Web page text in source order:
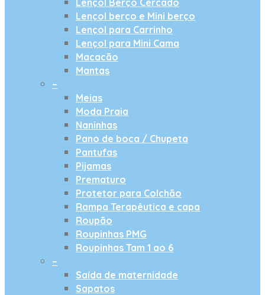
Lençol Berço Cercado
Lençol berço e Mini berço
Lençol para Carrinho
Lençol para Mini Cama
Macacão
Mantas
–
Meias
Moda Praia
Naninhas
Pano de boca / Chupeta
Pantufas
Pijamas
Prematuro
Protetor para Colchão
Rampa Terapêutica e capa
Roupão
Roupinhas PMG
Roupinhas Tam 1 ao 6
–
Saída de maternidade
Sapatos